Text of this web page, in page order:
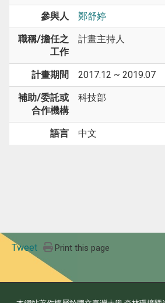
參與人 鄭舒婷
職稱/擔任之
工作
計畫主持人
計畫期間 2017.12 ~ 2019.07
補助/委託或
合作機構
科技部
語言 中文
Tweet Print this page